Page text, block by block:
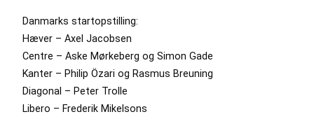
Danmarks startopstilling:
Hæver – Axel Jacobsen
Centre – Aske Mørkeberg og Simon Gade
Kanter – Philip Özari og Rasmus Breuning
Diagonal – Peter Trolle
Libero – Frederik Mikelsons